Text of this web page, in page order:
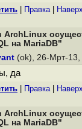
Правка| Наверх
ArchLinux
на MariaDB"
(ok), 26-Мрт-13,
да
Правка| Наверх
ArchLinux
на MariaDB"